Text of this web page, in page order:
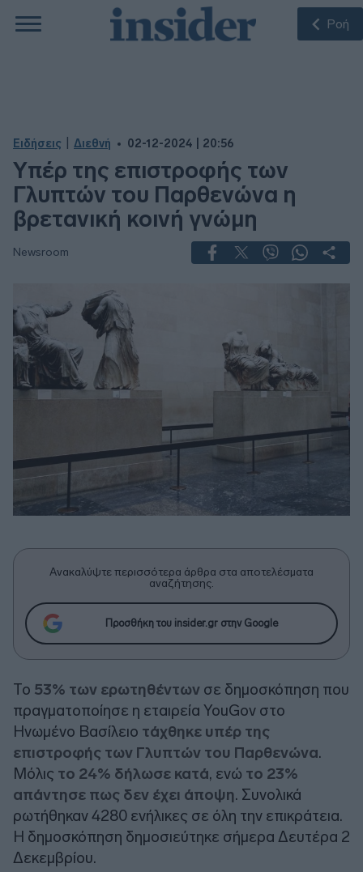
Ροή
Ειδήσεις Διεθνή 02-12-2024 | 20:56
Υπέρ της επιστροφής των
Γλυπτών του Παρθενώνα η
βρετανική κοινή γνώμη
Newsroom
Ανακαλύψτε περισσότερα άρθρα στα αποτελέσματα
αναζήτησης.
Προσθήκη του insider.gr στην Google
Το 53% των ερωτηθέντων σε δημοσκόπηση που
πραγματοποίησε η εταιρεία YouGov στο
Ηνωμένο Βασίλειο τάχθηκε υπέρ της
επιστροφής των Γλυπτών του Παρθενώνα.
Μόλις το 24% δήλωσε κατά, ενώ το 23%
απάντησε πως δεν έχει άποψη. Συνολικά
ρωτήθηκαν 4280 ενήλικες σε όλη την επικράτεια.
Η δημοσκόπηση δημοσιεύτηκε σήμερα Δευτέρα 2
Δεκεμβρίου.